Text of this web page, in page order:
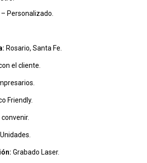
– Personalizado.
Rosario, Santa Fe.
el cliente.
Friendly.
convenir.
Grabado Laser.